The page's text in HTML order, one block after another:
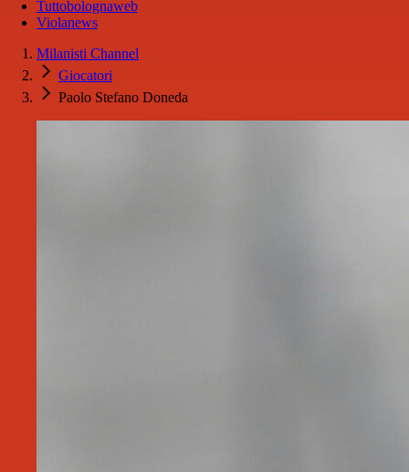
Tuttobolognaweb
Violanews
Milanisti Channel
Giocatori
Paolo Stefano Doneda